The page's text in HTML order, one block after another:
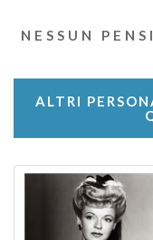
NESSUN
ALTRI